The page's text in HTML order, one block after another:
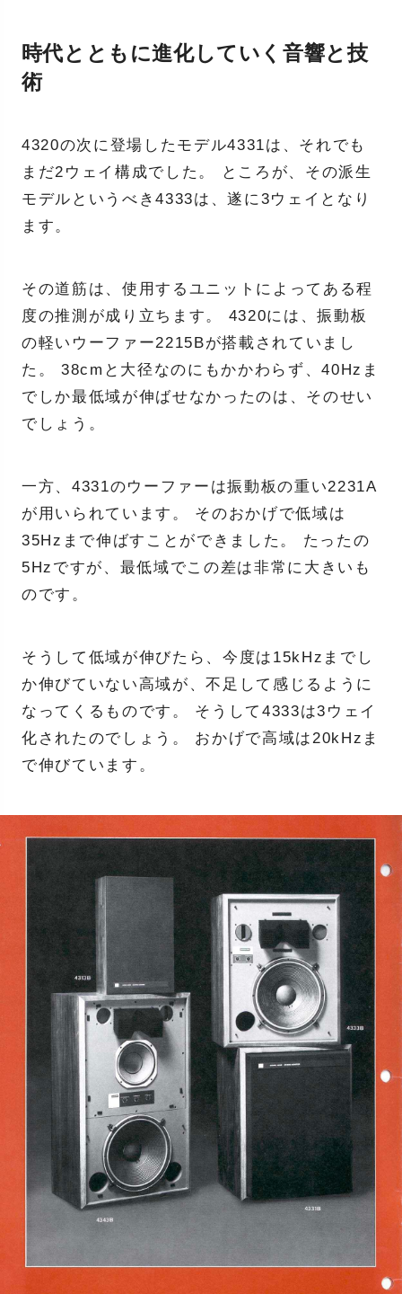
時代とともに進化していく音響と技
術
4320の次に登場したモデル4331は、それでも
まだ2ウェイ構成でした。 ところが、その派生
モデルというべき4333は、遂に3ウェイとなり
ます。
その道筋は、使用するユニットによってある程
度の推測が成り立ちます。 4320には、振動板
の軽いウーファー2215Bが搭載されていまし
た。 38cmと大径なのにもかかわらず、40Hzま
でしか最低域が伸ばせなかったのは、そのせい
でしょう。
一方、4331のウーファーは振動板の重い2231A
が用いられています。 そのおかげで低域は
35Hzまで伸ばすことができました。 たったの
5Hzですが、最低域でこの差は非常に大きいも
のです。
そうして低域が伸びたら、今度は15kHzまでし
か伸びていない高域が、不足して感じるように
なってくるものです。 そうして4333は3ウェイ
化されたのでしょう。 おかげで高域は20kHzま
で伸びています。